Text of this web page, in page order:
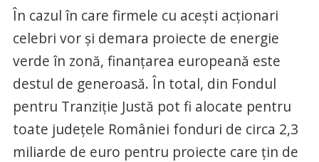
În cazul în care firmele cu acești acționari
celebri vor și demara proiecte de energie
verde în zonă, finanțarea europeană este
destul de generoasă. În total, din Fondul
pentru Tranziție Justă pot fi alocate pentru
toate județele României fonduri de circa 2,3
miliarde de euro pentru proiecte care țin de